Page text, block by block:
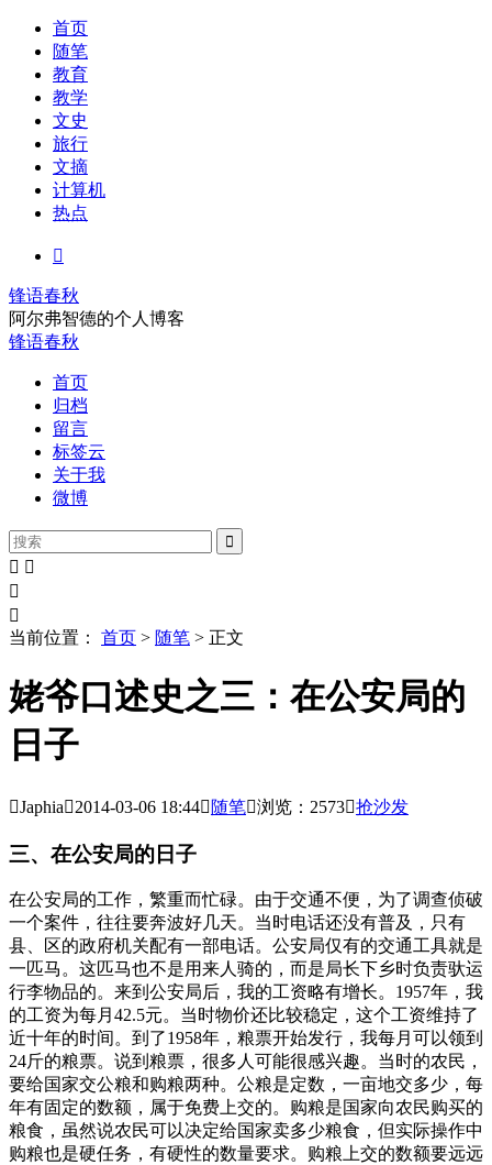
首页
随笔
教育
教学
文史
旅行
文摘
计算机
热点

锋语春秋
阿尔弗智德的个人博客
锋语春秋
首页
归档
留言
标签云
关于我
微博

 


当前位置： 首页 > 随笔 > 正文
姥爷口述史之三：在公安局的
日子
Japhia2014-03-06 18:44 随笔浏览：2573抢沙发
三、在公安局的日子
在公安局的工作，繁重而忙碌。由于交通不便，为了调查侦破
一个案件，往往要奔波好几天。当时电话还没有普及，只有
县、区的政府机关配有一部电话。公安局仅有的交通工具就是
一匹马。这匹马也不是用来人骑的，而是局长下乡时负责驮运
行李物品的。来到公安局后，我的工资略有增长。1957年，我
的工资为每月42.5元。当时物价还比较稳定，这个工资维持了
近十年的时间。到了1958年，粮票开始发行，我每月可以领到
24斤的粮票。说到粮票，很多人可能很感兴趣。当时的农民，
要给国家交公粮和购粮两种。公粮是定数，一亩地交多少，每
年有固定的数额，属于免费上交的。购粮是国家向农民购买的
粮食，虽然说农民可以决定给国家卖多少粮食，但实际操作中
购粮也是硬任务，有硬性的数量要求。购粮上交的数额要远远